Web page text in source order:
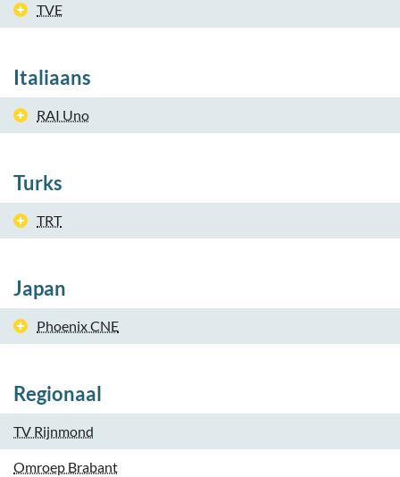
TVE
Italiaans
RAI Uno
Turks
TRT
Japan
Phoenix CNE
Regionaal
TV Rijnmond
Omroep Brabant